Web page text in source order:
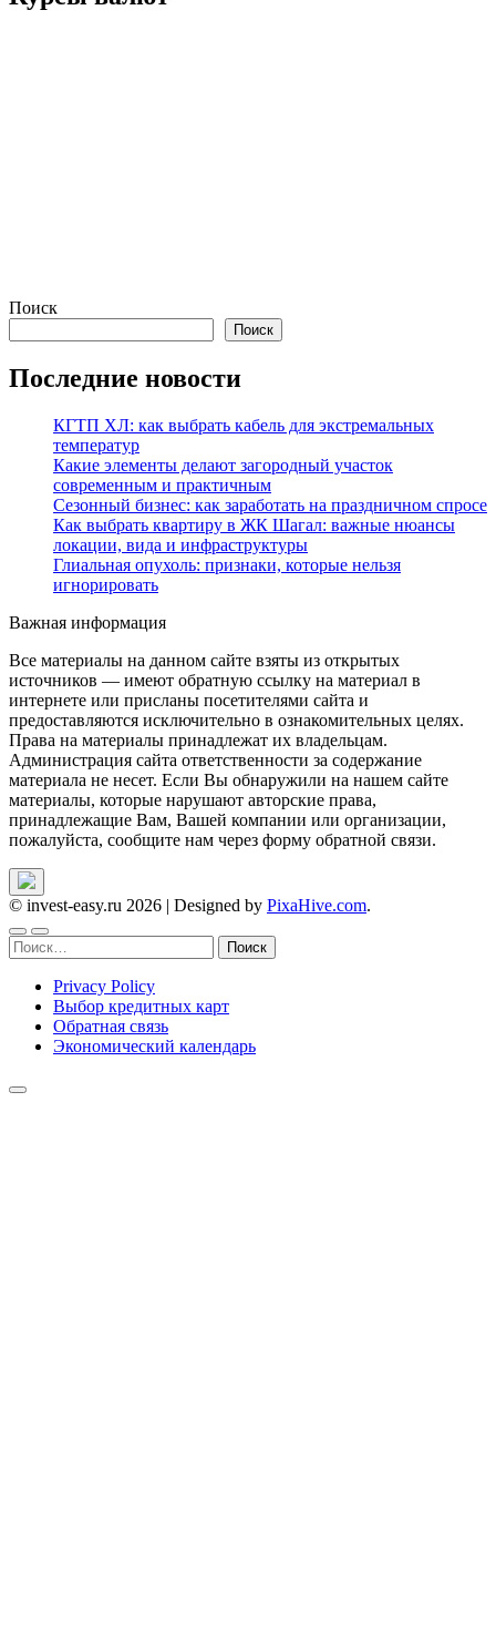
Поиск
Поиск
Последние новости
КГТП ХЛ: как выбрать кабель для экстремальных
температур
Какие элементы делают загородный участок
современным и практичным
Сезонный бизнес: как заработать на праздничном спросе
Как выбрать квартиру в ЖК Шагал: важные нюансы
локации, вида и инфраструктуры
Глиальная опухоль: признаки, которые нельзя
игнорировать
Важная информация
Все материалы на данном сайте взяты из открытых
источников — имеют обратную ссылку на материал в
интернете или присланы посетителями сайта и
предоставляются исключительно в ознакомительных целях.
Права на материалы принадлежат их владельцам.
Администрация сайта ответственности за содержание
материала не несет. Если Вы обнаружили на нашем сайте
материалы, которые нарушают авторские права,
принадлежащие Вам, Вашей компании или организации,
пожалуйста, сообщите нам через форму обратной связи.
© invest-easy.ru 2026 | Designed by PixaHive.com.
Найти:
Privacy Policy
Выбор кредитных карт
Обратная связь
Экономический календарь